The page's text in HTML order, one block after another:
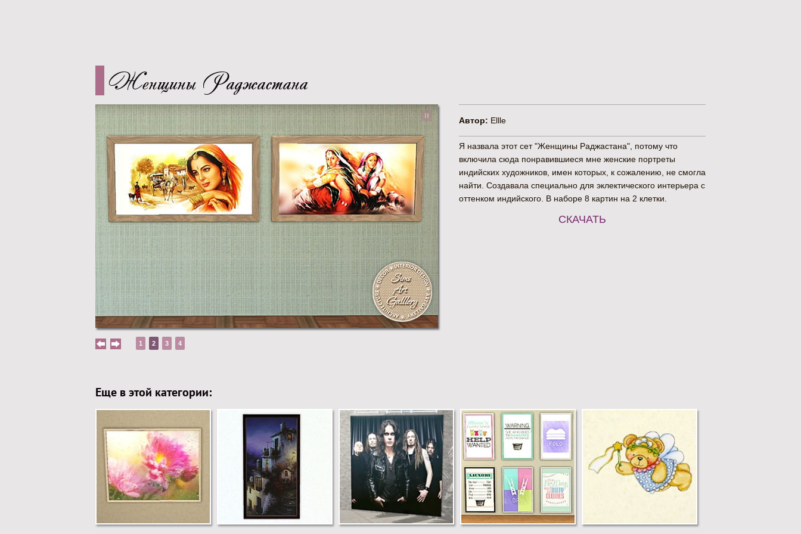
Женщины Раджастана
1 2 3 4
Автор: Ellle
Я назвала этот сет "Женщины Раджастана", потому что
включила сюда понравившиеся мне женские портреты
индийских художников, имен которых, к сожалению, не смогла
найти. Создавала специально для эклектического интерьера с
оттенком индийского. В наборе 8 картин на 2 клетки.
СКАЧАТЬ
Еще в этой категории: